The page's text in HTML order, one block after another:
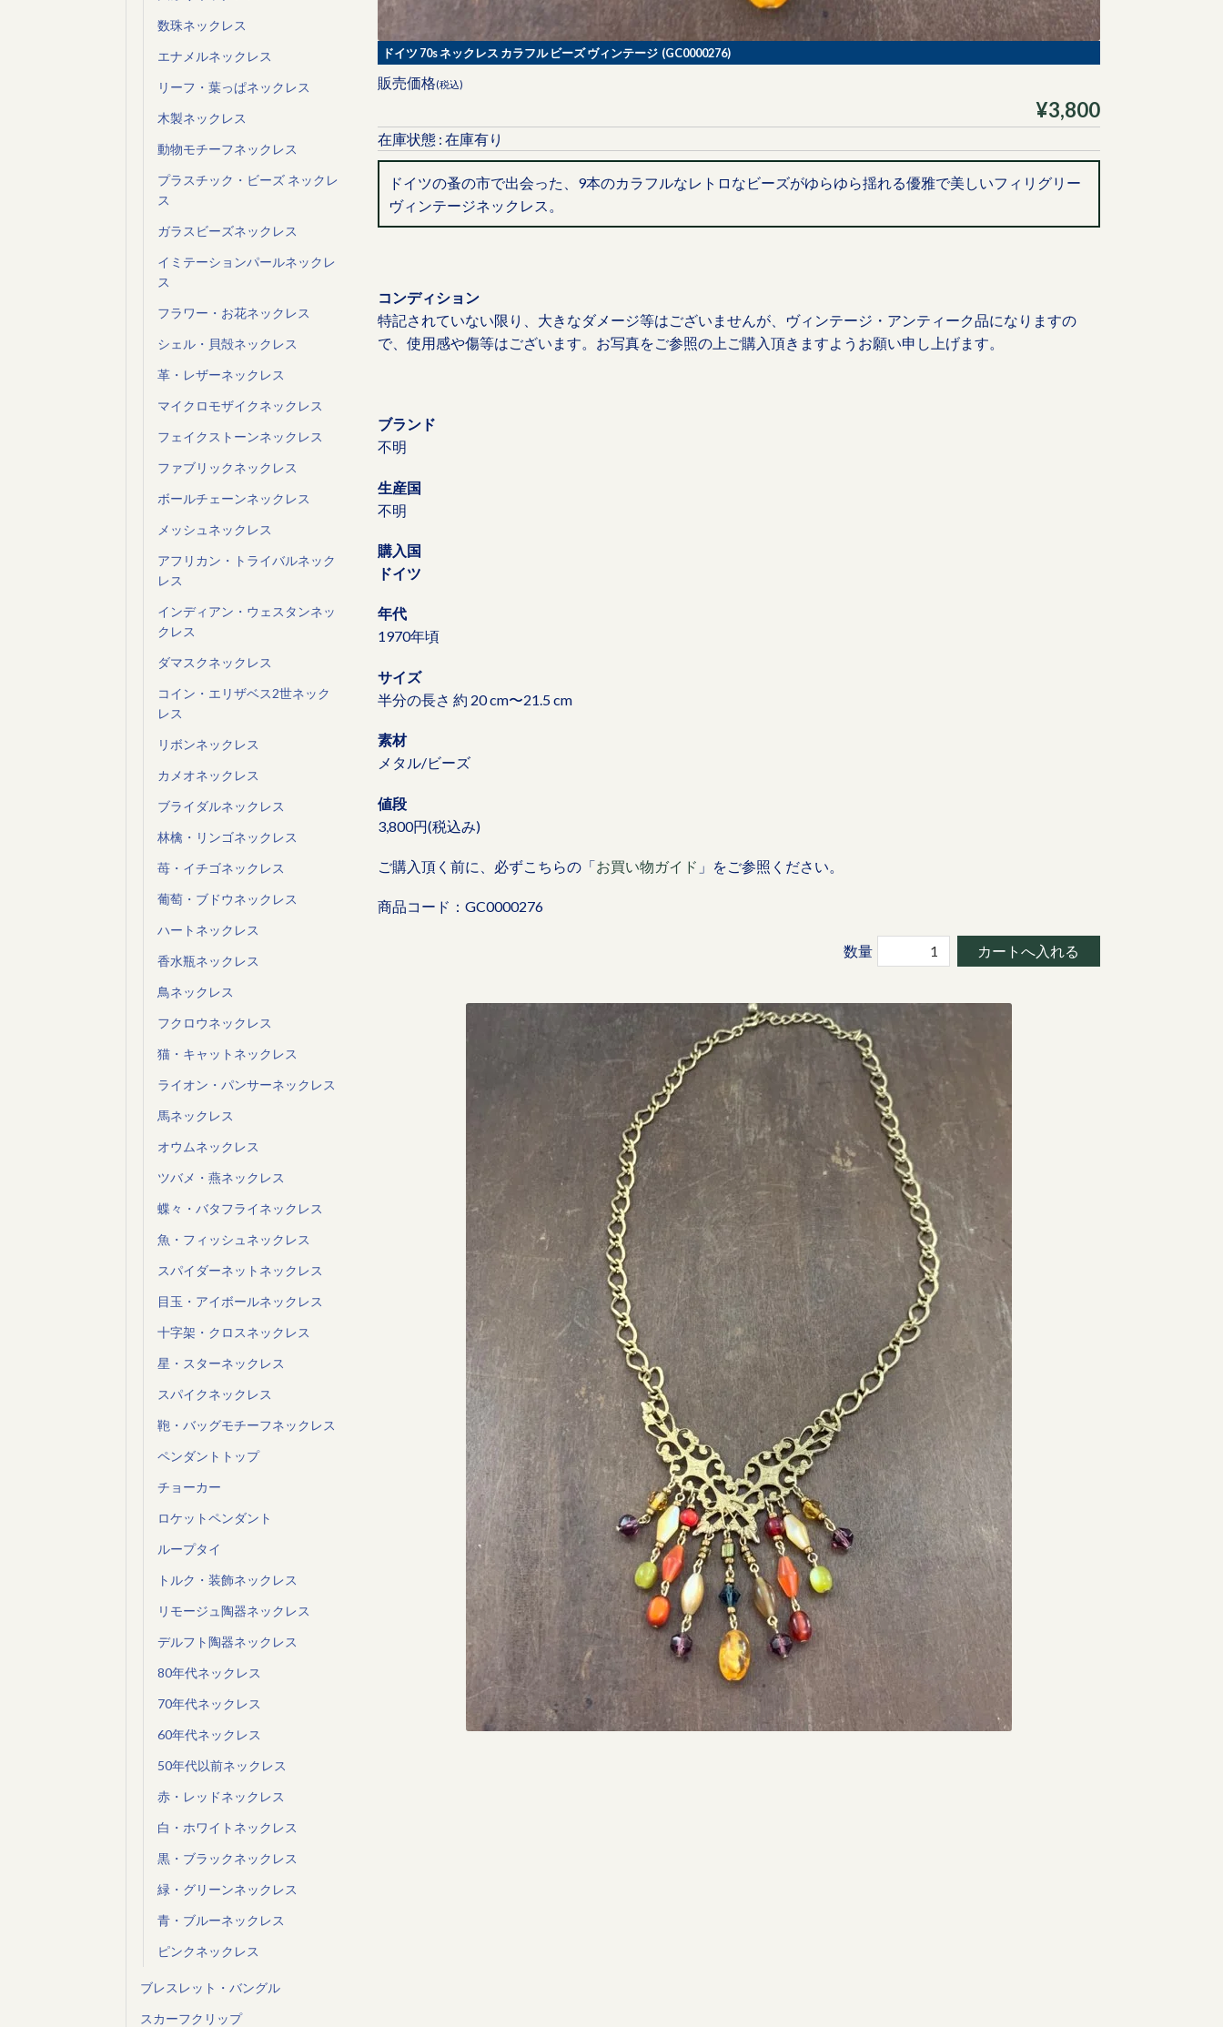
ドイツ 70s ネックレス カラフル ビーズ ヴィンテージ (GC0000276)
販売価格(税込)
¥3,800
在庫状態 : 在庫有り
ドイツの蚤の市で出会った、9本のカラフルなレトロなビーズがゆらゆら揺れる優雅で美しいフィリグリー
ヴィンテージネックレス。
コンディション
特記されていない限り、大きなダメージ等はございませんが、ヴィンテージ・アンティーク品になりますの
で、使用感や傷等はございます。お写真をご参照の上ご購入頂きますようお願い申し上げます。
ブランド
不明
生産国
不明
購入国
ドイツ
年代
1970年頃
サイズ
半分の長さ 約 20 cm〜21.5 cm
素材
メタル/ビーズ
値段
3,800円(税込み)
ご購入頂く前に、必ずこちらの「お買い物ガイド 」をご参照ください。
商品コード：GC0000276
数量
数珠ネックレス
エナメルネックレス
リーフ・葉っぱネックレス
木製ネックレス
動物モチーフネックレス
プラスチック・ビーズ ネックレ
ス
ガラスビーズネックレス
イミテーションパールネックレ
ス
フラワー・お花ネックレス
シェル・貝殻ネックレス
革・レザーネックレス
マイクロモザイクネックレス
フェイクストーンネックレス
ファブリックネックレス
ボールチェーンネックレス
メッシュネックレス
アフリカン・トライバルネック
レス
インディアン・ウェスタンネッ
クレス
ダマスクネックレス
コイン・エリザベス2世ネック
レス
リボンネックレス
カメオネックレス
ブライダルネックレス
林檎・リンゴネックレス
苺・イチゴネックレス
葡萄・ブドウネックレス
ハートネックレス
香水瓶ネックレス
鳥ネックレス
フクロウネックレス
猫・キャットネックレス
ライオン・パンサーネックレス
馬ネックレス
オウムネックレス
ツバメ・燕ネックレス
蝶々・バタフライネックレス
魚・フィッシュネックレス
スパイダーネットネックレス
目玉・アイボールネックレス
十字架・クロスネックレス
星・スターネックレス
スパイクネックレス
鞄・バッグモチーフネックレス
ペンダントトップ
チョーカー
ロケットペンダント
ループタイ
トルク・装飾ネックレス
リモージュ陶器ネックレス
デルフト陶器ネックレス
80年代ネックレス
70年代ネックレス
60年代ネックレス
50年代以前ネックレス
赤・レッドネックレス
白・ホワイトネックレス
黒・ブラックネックレス
緑・グリーンネックレス
青・ブルーネックレス
ピンクネックレス
ブレスレット・バングル
スカーフクリップ